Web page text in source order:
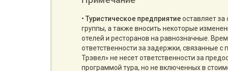
• Туристическое предприятиеоставляет
группы, а также вносить некоторые
отелей и ресторанов на равнозначные.
ответственности за задержки, связанные
Трэвел» не несет ответственности за
программой тура, но не включенных в